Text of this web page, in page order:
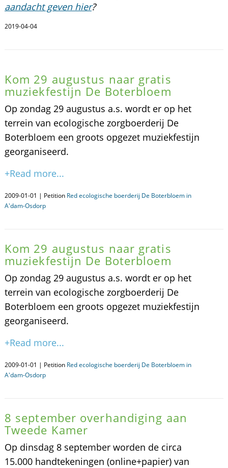
aandacht geven hier?
2019-04-04
Kom 29 augustus naar gratis
muziekfestijn De Boterbloem
Op zondag 29 augustus a.s. wordt er op het
terrein van ecologische zorgboerderij De
Boterbloem een groots opgezet muziekfestijn
georganiseerd.
+Read more...
2009-01-01 | Petition Red ecologische boerderij De Boterbloem in
A'dam-Osdorp
Kom 29 augustus naar gratis
muziekfestijn De Boterbloem
Op zondag 29 augustus a.s. wordt er op het
terrein van ecologische zorgboerderij De
Boterbloem een groots opgezet muziekfestijn
georganiseerd.
+Read more...
2009-01-01 | Petition Red ecologische boerderij De Boterbloem in
A'dam-Osdorp
8 september overhandiging aan
Tweede Kamer
Op dinsdag 8 september worden de circa
15.000 handtekeningen (online+papier) van